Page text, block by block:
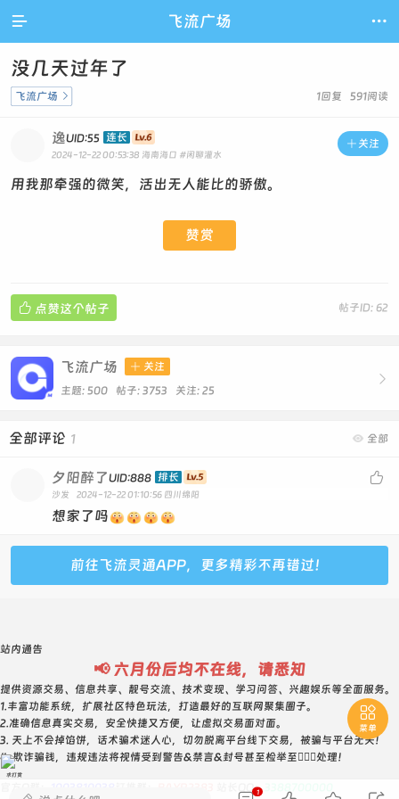
 飞流广场 
没几天过年了
1回复 591阅读
飞流广场 
 关注
逸UID:55 连长
2024-12-22 00:53:38 海南海口 #闲聊灌水
用我那牵强的微笑，活出无人能比的骄傲。
赞赏
帖子ID: 62
 点赞这个帖子

飞流广场  关注
主题: 500 帖子: 3753 关注: 25
 全部
全部评论 1

夕阳醉了UID:888 排长
沙发 2024-12-22 01:10:56 四川绵阳
想家了吗
前往飞流灵通APP，更多精彩不再错过！

菜单
1
站内通告
📢 六月份后均不在线，请悉知
提供资源交易、信息共享、靓号交流、技术变现、学习问答、兴趣娱乐等全面服务。
1.丰富功能系统，扩展社区特色玩法，打造最好的互联网聚集圈子。
2.准确信息真实交易，安全快捷又方便，让虚拟交易面对面。
3. 天上不会掉馅饼，话术骗术迷人心，切勿脱离平台线下交易，被骗与平台无关！
4. 欺诈骗钱，违规违法将视情受到警告&禁言&封号甚至检举至👮🏻‍♀️处理！
站长QQ：
求打赏